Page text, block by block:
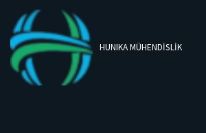
İçeriğe
geç
HUNIKA MÜHENDİSLİK